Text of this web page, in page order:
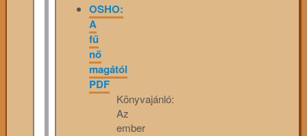
OSHO:
A
fű
nő
magától
PDF
Könyvajánló:
Az
ember